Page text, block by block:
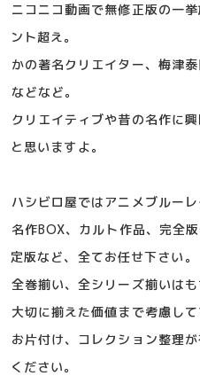
ニコニコ動画で無修正版の一
ント超え。
かの著名クリエイター、梅津泰
などなど。
クリエイティブや昔の名作に
と思いますよ。
ハシビロ屋ではアニメブルーレ
名作BOX、カルト作品、完全
定版など、全てお任せ下さい。
全巻揃い、全シリーズ揃いはも
大切に揃えた価値まで考慮し
お片付け、コレクション整理
ください。